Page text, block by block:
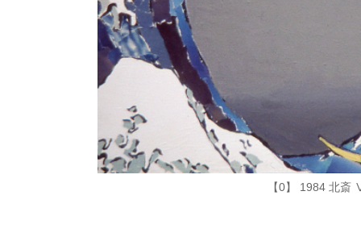
【0】 1984 北斎